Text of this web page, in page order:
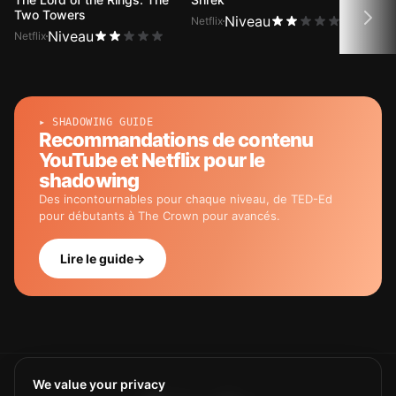
Two Towers
Netflix Niveau
Netflix Niveau
▸ SHADOWING GUIDE
Recommandations de contenu
YouTube et Netflix pour le
shadowing
Des incontournables pour chaque niveau, de TED-Ed
pour débutants à The Crown pour avancés.
Lire le guide→
We value your privacy